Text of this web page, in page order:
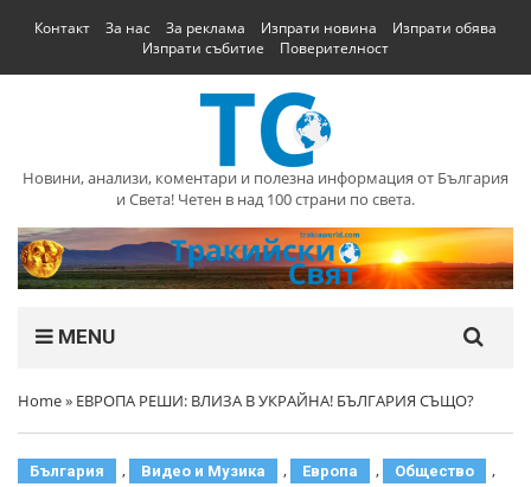
Контакт За нас За реклама Изпрати новина
Изпрати обява
Изпрати събитие
Поверителност
Новини, анализи, коментари и полезна информация от България
и Света! Четен в над 100 страни по света.
MENU
Home» ЕВРОПА РЕШИ: ВЛИЗА В УКРАЙНА! БЪЛГАРИЯ СЪЩО?
България , Видео и Музика , Европа , Общество ,